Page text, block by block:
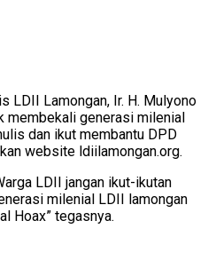
LDII Lamongan, Ir. H. Mulyono
membekali generasi milenial
dan ikut membantu DPD
website ldiilamongan.org.
LDII jangan ikut-ikutan
milenial LDII lamongan
Hoax” tegasnya.